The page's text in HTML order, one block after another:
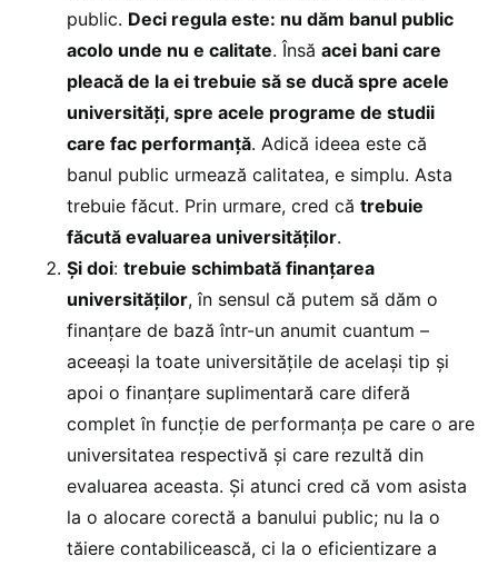
public. Deci regula este: nu dăm banul public
acolo unde nu e calitate. Însă acei bani care
pleacă de la ei trebuie să se ducă spre acele
universități, spre acele programe de studii
care fac performanță. Adică ideea este că
banul public urmează calitatea, e simplu. Asta
trebuie făcut. Prin urmare, cred că trebuie
făcută evaluarea universităților.
Și doi: trebuie schimbată finanțarea
universităților, în sensul că putem să dăm o
finanțare de bază într-un anumit cuantum –
aceeași la toate universitățile de același tip și
apoi o finanțare suplimentară care diferă
complet în funcție de performanța pe care o are
universitatea respectivă și care rezultă din
evaluarea aceasta. Și atunci cred că vom asista
la o alocare corectă a banului public; nu la o
tăiere contabilicească, ci la o eficientizare a